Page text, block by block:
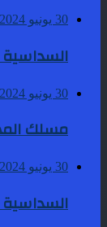
30 يونيو 2024
السداسية
30 يونيو 2024
مسلك
30 يونيو 2024
السداسية